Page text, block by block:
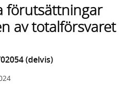
förutsättningar
av totalförsvaret
(delvis)